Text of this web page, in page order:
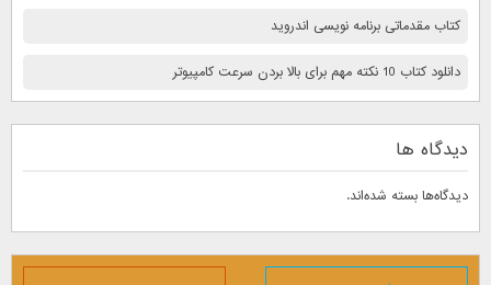
کتاب مقدماتی برنامه نویسی اندروید
دانلود کتاب 10 نكته مهم برای بالا بردن سرعت كامپيوتر
دیدگاه ها
دیدگاه‌ها بسته شده‌اند.